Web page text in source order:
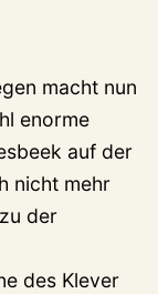
macht nun
enorme
auf der
nicht mehr
der
des Klever